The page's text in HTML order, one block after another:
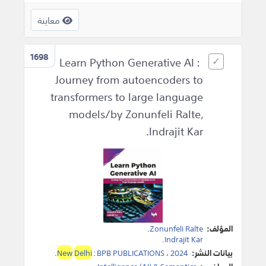
معاينة
1698
Learn Python Generative AI :
Journey from autoencoders to
transformers to large language
models/by Zonunfeli Ralte,
Indrajit Kar.
المؤلف: Zonunfeli Ralte
.
Indrajit Kar
.
بيانات النشر:
NewDelhi:BPB PUBLICATIONS،2024
.